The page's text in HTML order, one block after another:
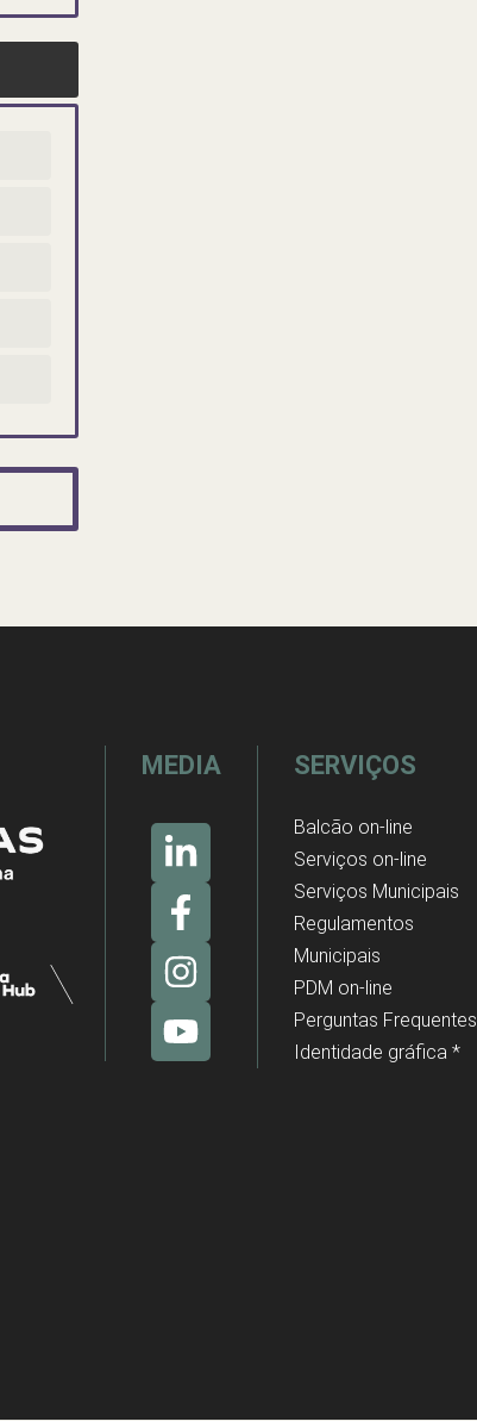
MEDIA SERVIÇOS
Balcão on-line
Serviços on-line
Serviços Municipais
Regulamentos
Municipais
PDM on-line
Perguntas Frequentes
Identidade gráfica *